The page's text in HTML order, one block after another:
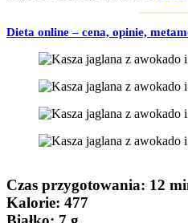
Dieta online – cena, opinie,
Czas przygotowania: 12
Kalorie: 477